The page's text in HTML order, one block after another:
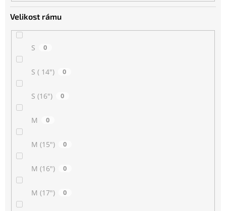
Velikost rámu
S 0
S ( 14") 0
S (16") 0
M 0
M (15") 0
M (16") 0
M (17") 0